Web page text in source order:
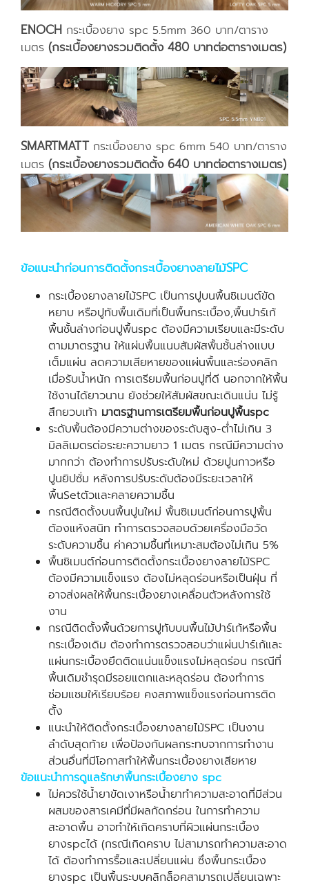
ENOCH กระเบื้องยาง spc 5.5mm 360 บาท/ตาราง
เมตร (กระเบื้องยางรวมติดตั้ง 480 บาทต่อตารางเมตร)
SMARTMATTกระเบื้องยาง spc 6mm 540 บาท/ตาราง
เมตร (กระเบื้องยางรวมติดตั้ง 640 บาทต่อตารางเมตร)
ข้อแนะนำก่อนการติดตั้งกระเบื้องยางลายไม้SPC
กระเบื้องยางลายไม้SPC เป็นการปูบนพื้นซิเมนต์ขัด
หยาบ หรือปูทับพื้นเดิมที่เป็นพื้นกระเบื้อง,พื้นปาร์เก้
พื้นชั้นล่างก่อนปูพื้นspc ต้องมีความเรียบและมีระดับ
ตามมาตรฐาน ให้แผ่นพื้นแนบสัมผัสพื้นชั้นล่างแบบ
เต็มแผ่น ลดความเสียหายของแผ่นพื้นและร่องคลิก
เมื่อรับน้ำหนัก การเตรียมพื้นก่อนปูที่ดี นอกจากให้พื้น
ใช้งานได้ยาวนาน ยังช่วยให้สัมผัสขณะเดินแน่น ไม่รู้
สึกยวบเท้า มาตรฐานการเตรียมพื้นก่อนปูพื้นspc
ระดับพื้นต้องมีความต่างของระดับสูง-ต่ำไม่เกิน 3
มิลลิเมตรต่อระยะความยาว 1 เมตร กรณีมีความต่าง
มากกว่า ต้องทำการปรับระดับใหม่ ด้วยปูนกาวหรือ
ปูนยิปซั่ม หลังการปรับระดับต้องมีระยะเวลาให้
พื้นSetตัวและคลายความชื้น
กรณีติดตั้งบนพื้นปูนใหม่ พื้นซิเมนต์ก่อนการปูพื้น
ต้องแห้งสนิท ทำการตรวจสอบด้วยเครื่องมือวัด
ระดับความชื้น ค่าความชื้นที่เหมาะสมต้องไม่เกิน 5%
พื้นซิเมนต์ก่อนการติดตั้งกระเบื้องยางลายไม้SPC
ต้องมีความแข็งแรง ต้องไม่หลุดร่อนหรือเป็นฝุ่น ที่
อาจส่งผลให้พื้นกระเบื้องยางเคลื่อนตัวหลังการใช้
งาน
กรณีติดตั้งพื้นด้วยการปูทับบนพื้นไม้ปาร์เก้หรือพื้น
กระเบื้องเดิม ต้องทำการตรวจสอบว่าแผ่นปาร์เก้และ
แผ่นกระเบื้องยึดติดแน่นแข็งแรงไม่หลุดร่อน กรณีที่
พื้นเดิมชำรุดมีรอยแตกและหลุดร่อน ต้องทำการ
ซ่อมแซมให้เรียบร้อย คงสภาพแข็งแรงก่อนการติด
ตั้ง
แนะนำให้ติดตั้งกระเบื้องยางลายไม้SPC เป็นงาน
ลำดับสุดท้าย เพื่อป้องกันผลกระทบจากการทำงาน
ส่วนอื่นที่มีโอกาสทำให้พื้นกระเบื้องยางเสียหาย
ข้อแนะนำการดูแลรักษาพื้นกระเบื้องยาง spc
ไม่ควรใช้น้ำยาขัดเงาหรือน้ำยาทำความสะอาดที่มีส่วน
ผสมของสารเคมีที่มีผลกัดกร่อน ในการทำความ
สะอาดพื้น อาจทำให้เกิดคราบที่ผิวแผ่นกระเบื้อง
ยางspcได้ (กรณีเกิดคราบ ไม่สามารถทำความสะอาด
ได้ ต้องทำการรื้อและเปลี่ยนแผ่น ซึ่งพื้นกระเบื้อง
ยางspc เป็นพื้นระบบคลิกล็อคสามารถเปลี่ยนเฉพาะ